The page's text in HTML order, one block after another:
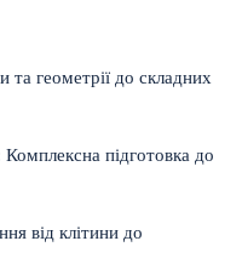
та геометрії до складних
Комплексна підготовка до
від клітини до